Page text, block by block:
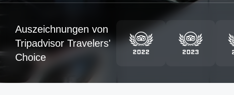
Auszeichnungen von
Tripadvisor Travelers'
Choice